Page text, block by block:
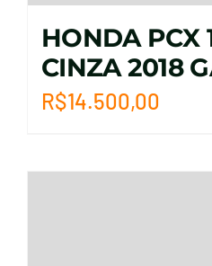
HONDA PCX
CINZA 2018
R$14.500,00